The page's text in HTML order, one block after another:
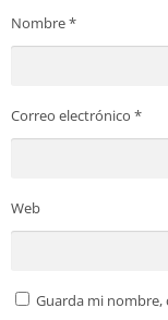
Nombre*
Correo electrónico *
Web
Guarda mi nombre,